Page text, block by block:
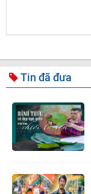
Tin đã đưa